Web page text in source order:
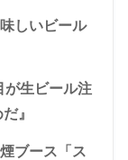
しいビール
が生ビール注
』
ブース「ス